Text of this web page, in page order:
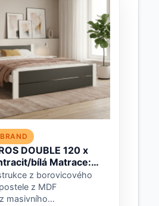
DOUBLE 120 x
bílá Matrace:
Rošt: Bez roštu
z borovicového
z MDF
masivního